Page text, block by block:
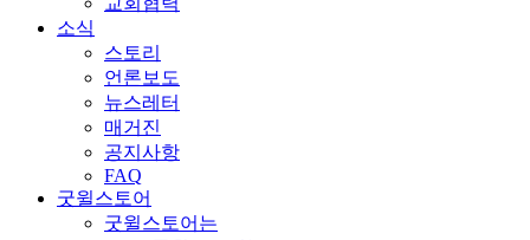
소식
스토리
언론보도
뉴스레터
매거진
공지사항
FAQ
굿윌스토어
굿윌스토어는